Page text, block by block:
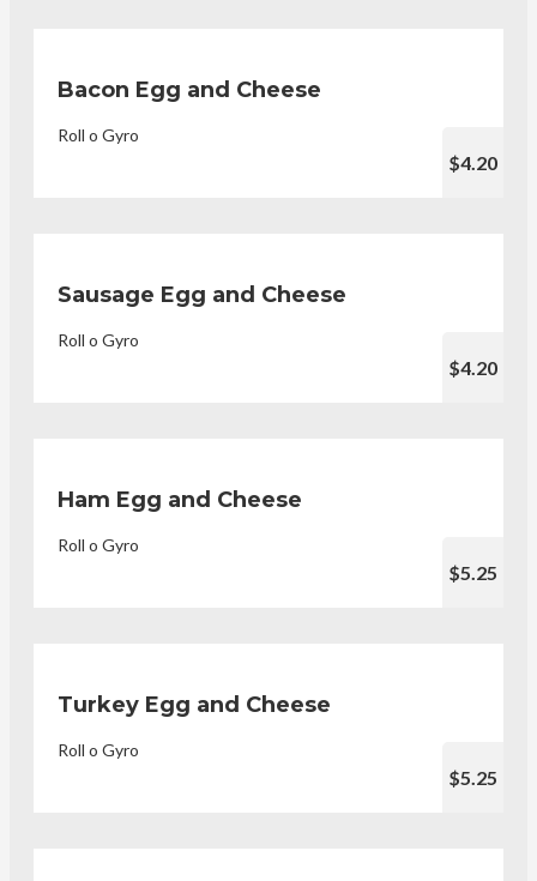
Bacon Egg and Cheese
Roll o Gyro
$4.20
Sausage Egg and Cheese
Roll o Gyro
$4.20
Ham Egg and Cheese
Roll o Gyro
$5.25
Turkey Egg and Cheese
Roll o Gyro
$5.25